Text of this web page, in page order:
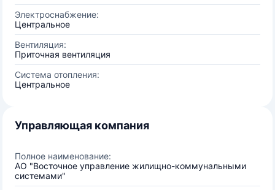
Электроснабжение:
Центральное
Вентиляция:
Приточная вентиляция
Система отопления:
Центральное
Управляющая компания
Полное наименование:
АО "Восточное управление жилищно-коммунальными
системами"